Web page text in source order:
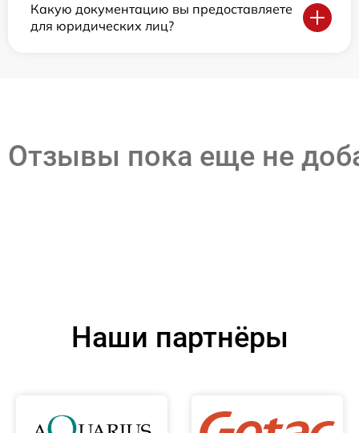
Какую документацию вы предоставляете
для юридических лиц?
Отзывы пока еще не
Наши партнёры